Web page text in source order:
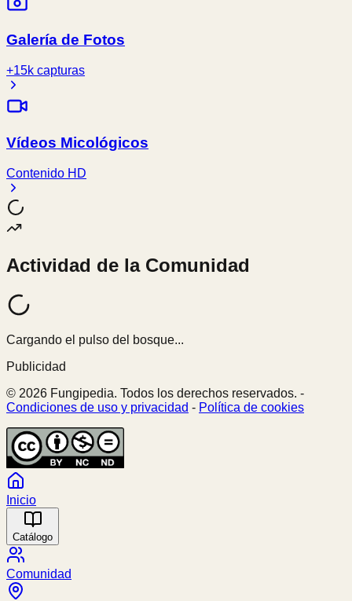
Galería de Fotos
+15k capturas
Vídeos Micológicos
Contenido HD
Actividad de la Comunidad
Cargando el pulso del bosque...
Publicidad
© 2026 Fungipedia. Todos los derechos reservados. -
Condiciones de uso y privacidad - Política de cookies
Inicio
Catálogo
Comunidad